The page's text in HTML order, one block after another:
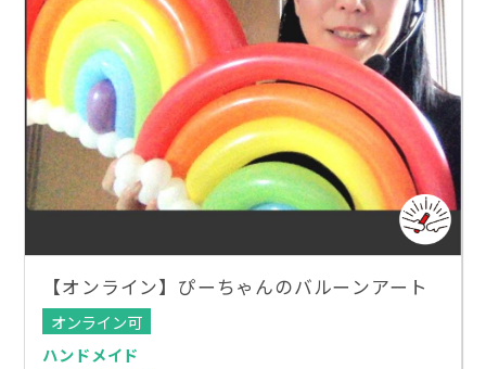
【オンライン】ぴーちゃんのバルーンアート
オンライン可
ハンドメイド